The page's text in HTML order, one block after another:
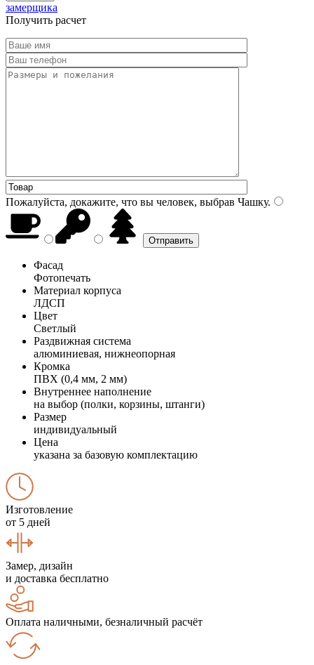
замерщика
Получить расчет
Пожалуйста, докажите, что вы человек, выбрав Чашку.
Фасад
Фотопечать
Материал корпуса
ЛДСП
Цвет
Светлый
Раздвижная система
алюминиевая, нижнеопорная
Кромка
ПВХ (0,4 мм, 2 мм)
Внутреннее наполнение
на выбор (полки, корзины, штанги)
Размер
индивидуальный
Цена
указана за базовую комплектацию
Изготовление
от 5 дней
Замер, дизайн
и доставка бесплатно
Оплата наличными, безналичный расчёт